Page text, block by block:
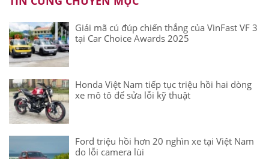
Giải mã cú đúp chiến thắng của VinFast VF 3
tại Car Choice Awards 2025
Honda Việt Nam tiếp tục triệu hồi hai dòng
xe mô tô để sửa lỗi kỹ thuật
Ford triệu hồi hơn 20 nghìn xe tại Việt Nam
do lỗi camera lùi